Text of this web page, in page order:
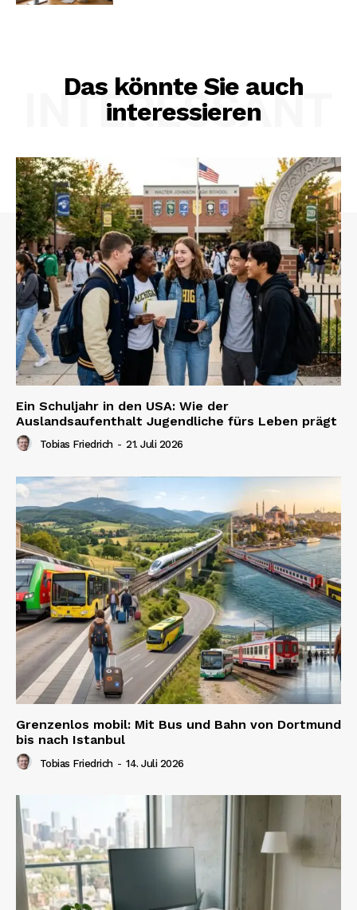
Das könnte Sie auch
interessieren
INTERESSANT
Ein Schuljahr in den USA: Wie der
Auslandsaufenthalt Jugendliche fürs Leben prägt
Tobias Friedrich - 21. Juli 2026
Grenzenlos mobil: Mit Bus und Bahn von Dortmund
bis nach Istanbul
Tobias Friedrich - 14. Juli 2026